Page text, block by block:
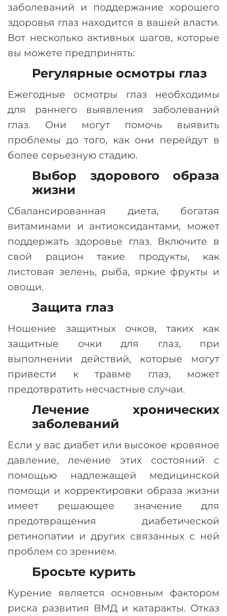
заболеваний и поддержание хорошего
здоровья глаз находится в вашей власти.
Вот несколько активных шагов, которые
вы можете предпринять:
Регулярные осмотры глаз
Ежегодные осмотры глаз необходимы
для раннего выявления заболеваний
глаз. Они могут помочь выявить
проблемы до того, как они перейдут в
более серьезную стадию.
Выбор здорового образа
жизни
Сбалансированная диета, богатая
витаминами и антиоксидантами, может
поддержать здоровье глаз. Включите в
свой рацион такие продукты, как
листовая зелень, рыба, яркие фрукты и
овощи.
Защита глаз
Ношение защитных очков, таких как
защитные очки для глаз, при
выполнении действий, которые могут
привести к травме глаз, может
предотвратить несчастные случаи.
Лечение хронических
заболеваний
Если у вас диабет или высокое кровяное
давление, лечение этих состояний с
помощью надлежащей медицинской
помощи и корректировки образа жизни
имеет решающее значение для
предотвращения диабетической
ретинопатии и других связанных с ней
проблем со зрением.
Бросьте курить
Курение является основным фактором
риска развития ВМД и катаракты. Отказ